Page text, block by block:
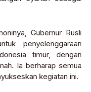
Gubernur Rusli
penyelenggaraan
timur, dengan
Ia berharap semua
kegiatan ini.